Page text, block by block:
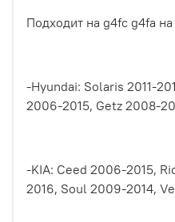
Подходит на g4fc g4fa на
-Hyundai: Solaris 2011-
2006-2015, Getz 2008-
-KIA: Ceed 2006-2015,
2016, Soul 2009-2014,